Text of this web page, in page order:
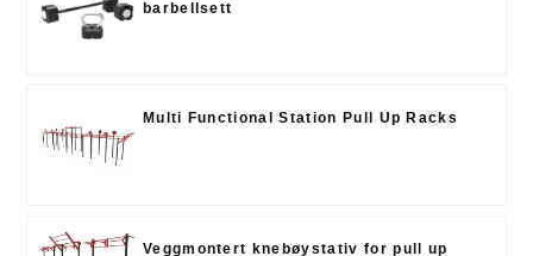
barbellsett
Multi Functional Station Pull Up Racks
Veggmontert knebøystativ for pull up